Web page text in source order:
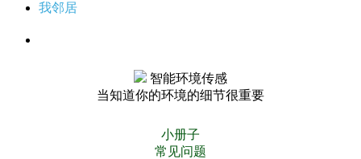
我邻居
智能环境传感
当知道你的环境的细节很重要
小册子
常见问题